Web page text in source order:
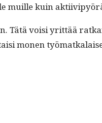
muille kuin
Tätä voisi yrit­tää
mon­en